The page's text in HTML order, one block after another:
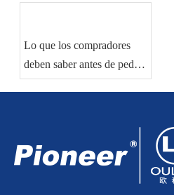
Lo que los compradores
deben saber antes de pedir
válvulas de bola